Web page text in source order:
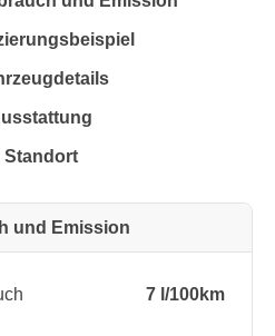
Standort
und Emission
7 l/100km